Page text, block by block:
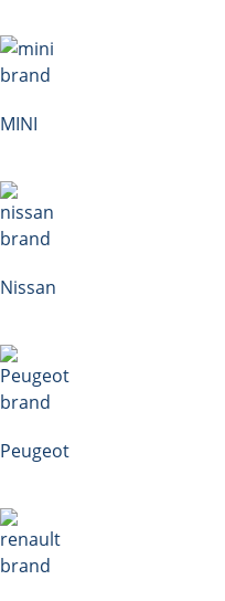
MINI
Nissan
Peugeot